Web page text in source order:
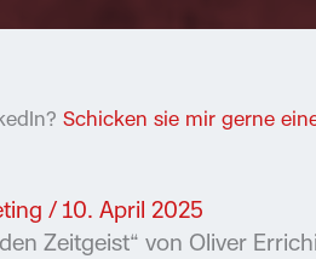
Schicken sie mir gerne
/ 10. April 2025
Zeitgeist“ von Oliver